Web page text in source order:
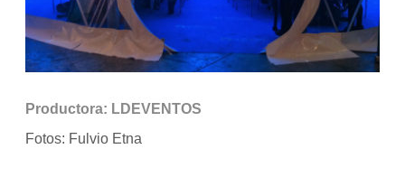
Productora: LDEVENTOS
Fotos: Fulvio Etna